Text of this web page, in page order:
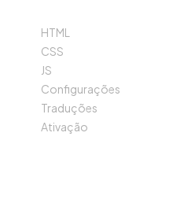
HTML
CSS
JS
Configurações
Traduções
Ativação